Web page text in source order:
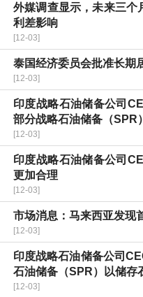
外媒调查显示，未来三个
利差影响
[12-03]
泰国经济委员会批准长期
[12-03]
印度战略石油储备公司
部分战略石油储备（SPR）
[12-03]
印度战略石油储备公司
更加合理
[12-03]
市场消息：马来西亚发现
[12-03]
印度战略石油储备公司
石油储备（SPR）以储存
[12-03]